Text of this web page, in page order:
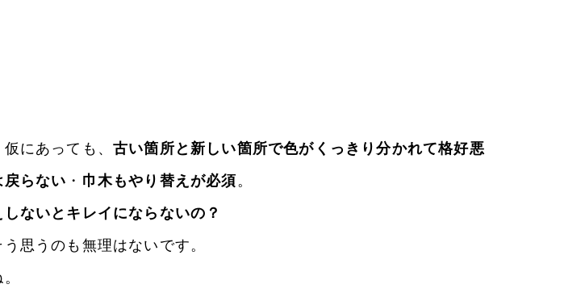
仮にあっても、古い箇所と新しい箇所で色がくっきり分かれて格好悪
らない ・ 巾木もやり替えが必須。
ないとキレイにならないの？
思うのも無理はないです。